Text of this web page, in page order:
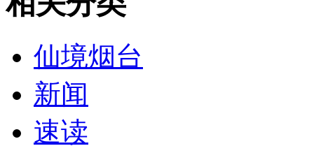
仙境烟台
新闻
速读